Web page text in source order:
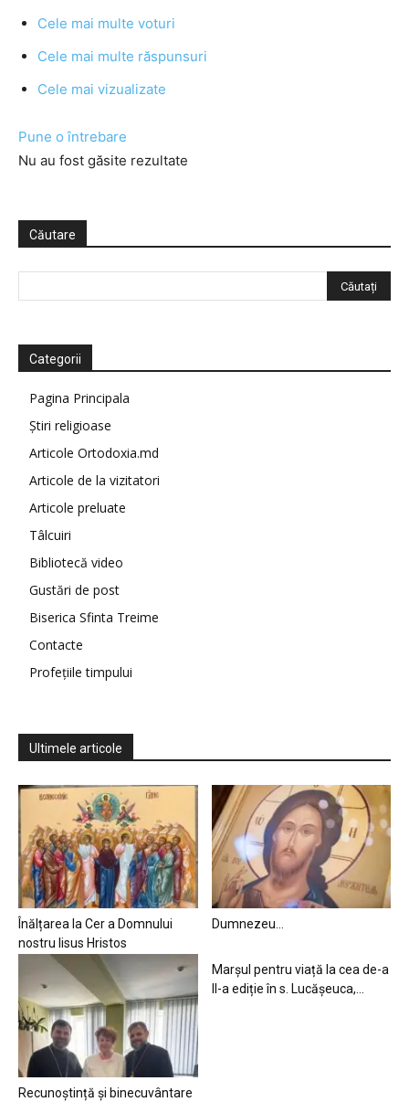
Cele mai multe voturi
Cele mai multe răspunsuri
Cele mai vizualizate
Pune o întrebare
Nu au fost găsite rezultate
Căutare
Categorii
Pagina Principala
Știri religioase
Articole Ortodoxia.md
Articole de la vizitatori
Articole preluate
Tâlcuiri
Bibliotecă video
Gustări de post
Biserica Sfinta Treime
Contacte
Profețiile timpului
Ultimele articole
Înălțarea la Cer a Domnului
nostru Iisus Hristos
Dumnezeu…
Recunoștință și binecuvântare
Marșul pentru viață la cea de-a
II-a ediție în s. Lucășeuca,...